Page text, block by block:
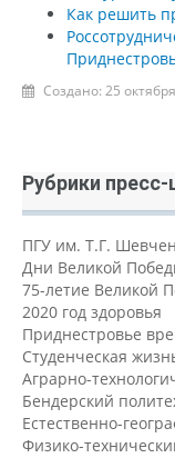
Как решить
Создано: 25
Рубрики пресс-
ПГУ им. Т.Г.
Дни Великой
75-летие Великой
2020 год здоровья
Приднестровье
Студенческая
Аграрно-
Бендерский
Естественно-
Физико-